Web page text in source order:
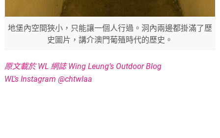
地堡內空間狹小，只能讓一個人行過。洞內兩邊都掛滿了歷
史圖片，講介澳門葡殖時代的歷史。
原文載於 WL 網誌 Wing Leung’s Outdoor Blog
WL’s Instagram @chtwlaa